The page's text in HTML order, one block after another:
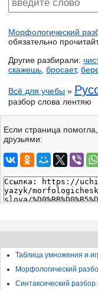
Морфологический
обязательно
Другие разбирали:
скажешь бросает,
Всё для учебы »
разбор слова лентяю
Если страница
друзьями:
Таблица умножения и
Морфологический
Синтаксический